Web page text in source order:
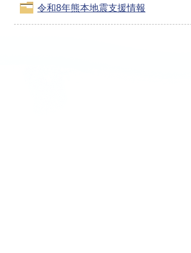
令和8年熊本地震支援情報